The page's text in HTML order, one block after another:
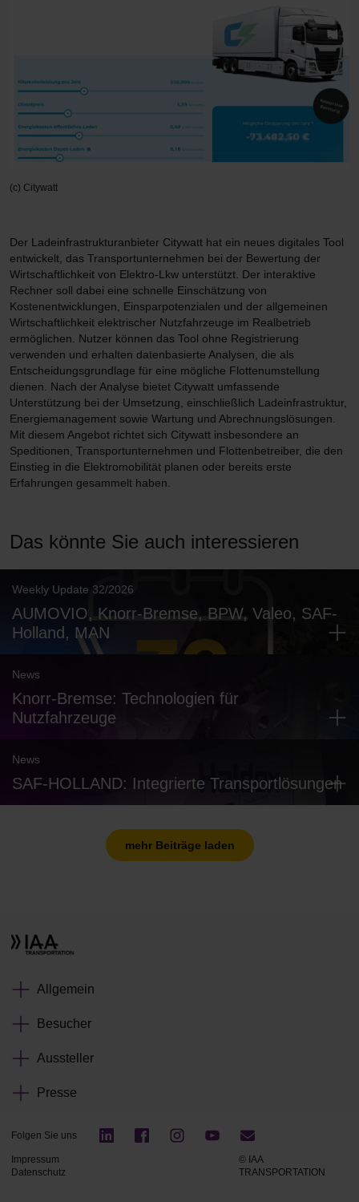
(c) Citywatt
Der Ladeinfrastrukturanbieter Citywatt hat ein neues digitales Tool
entwickelt, das Transportunternehmen bei der Bewertung der
Wirtschaftlichkeit von Elektro-Lkw unterstützt. Der interaktive
Rechner soll dabei eine schnelle Einschätzung von
Kostenentwicklungen, Einsparpotenzialen und der allgemeinen
Wirtschaftlichkeit elektrischer Nutzfahrzeuge im Realbetrieb
ermöglichen. Nutzer können das Tool ohne Registrierung
verwenden und erhalten datenbasierte Analysen, die als
Entscheidungsgrundlage für eine mögliche Flottenumstellung
dienen. Nach der Analyse bietet Citywatt umfassende
Unterstützung bei der Umsetzung, einschließlich Ladeinfrastruktur,
Energiemanagement sowie Wartung und Abrechnungslösungen.
Mit diesem Angebot richtet sich Citywatt insbesondere an
Speditionen, Transportunternehmen und Flottenbetreiber, die den
Einstieg in die Elektromobilität planen oder bereits erste
Erfahrungen gesammelt haben.
Das könnte Sie auch interessieren
Weekly Update 32/2026
AUMOVIO, Knorr-Bremse, BPW, Valeo, SAF-
Holland, MAN
News
Knorr-Bremse: Technologien für
Nutzfahrzeuge
News
SAF-HOLLAND: Integrierte Transportlösungen
mehr Beiträge laden
Allgemein
Besucher
Aussteller
Presse
Folgen Sie uns
Impressum
Datenschutz
© IAA
TRANSPORTATION